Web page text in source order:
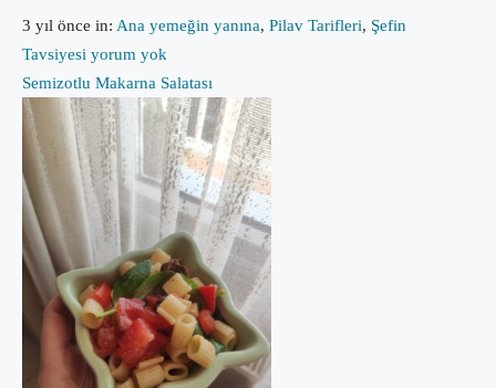
3 yıl önce in: Ana yemeğin yanına, Pilav Tarifleri, Şefin
Tavsiyesi yorum yok
Semizotlu Makarna Salatası